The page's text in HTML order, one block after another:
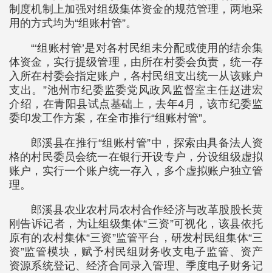
制度机制上加强对组级集体资金的规范管理，两地采
用的方式均为“组账村管”。
“‘组账村管’是对各村民组未分配或使用的结余集
体资金，实行提级管理，由所在村委会负责，统一存
入所在村委会指定账户，各村民组支出统一从该账户
支出。”池州市纪委监委党风政风监督室主任赵进宏
介绍，在青阳县试点基础上，去年4月，该市纪委监
委印发工作方案，在全市推行“组账村管”。
郎溪县在推行“组账村管”中，探索由具备法人资
格的村民委员会统一在银行开设专户，分设组级虚拟
账户，实行一个账户统一存入，多个虚拟账户独立管
理。
郎溪县农业农村局农村合作经济与改革股股长黄
刚告诉记者，为让组级集体“三资”可视化，该县依托
原有的农村集体“三资”监管平台，研发村民组集体“三
资”监管模块，赋予村民组财务收支电子监管、资产
资源系统登记、经济合同录入管理、季度电子财务记